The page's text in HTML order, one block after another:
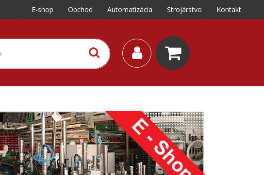
E-shop Obchod Automatizácia Strojárstvo Kontakt